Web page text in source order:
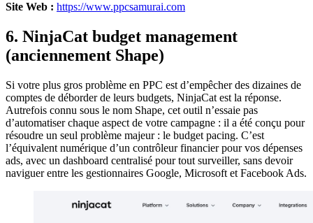
Site Web : https://www.ppcsamurai.com
6. NinjaCat budget management
(anciennement Shape)
Si votre plus gros problème en PPC est d’empêcher des dizaines de
comptes de déborder de leurs budgets, NinjaCat est la réponse.
Autrefois connu sous le nom Shape, cet outil n’essaie pas
d’automatiser chaque aspect de votre campagne : il a été conçu pour
résoudre un seul problème majeur : le budget pacing. C’est
l’équivalent numérique d’un contrôleur financier pour vos dépenses
ads, avec un dashboard centralisé pour tout surveiller, sans devoir
naviguer entre les gestionnaires Google, Microsoft et Facebook Ads.